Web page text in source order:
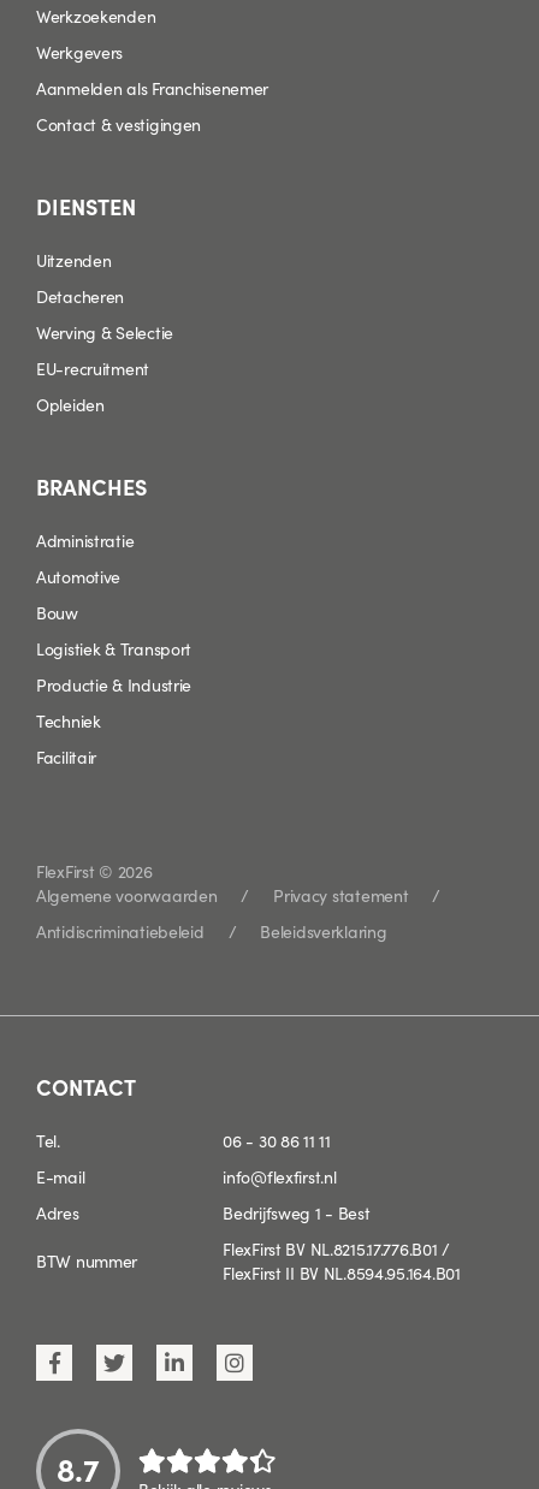
Werkzoekenden
Werkgevers
Aanmelden als Franchisenemer
Contact & vestigingen
DIENSTEN
Uitzenden
Detacheren
Werving & Selectie
EU-recruitment
Opleiden
BRANCHES
Administratie
Automotive
Bouw
Logistiek & Transport
Productie & Industrie
Techniek
Facilitair
FlexFirst © 2026
Algemene voorwaarden
Privacy statement
Antidiscriminatiebeleid
Beleidsverklaring
CONTACT
Tel.
06 - 30 86 11 11
E-mail
info@flexfirst.nl
Adres
Bedrijfsweg 1 - Best
BTW nummer
FlexFirst BV NL.8215.17.776.B01 /
FlexFirst II BV NL.8594.95.164.B01
8.7